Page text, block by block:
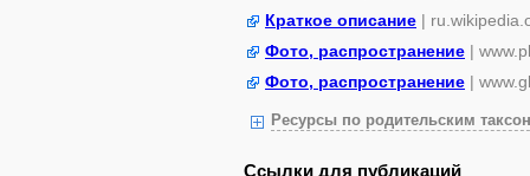
Краткое описание |
Фото, распространение |
Фото, распространение |
Ресурсы по родительским
Ссылки для публикаций